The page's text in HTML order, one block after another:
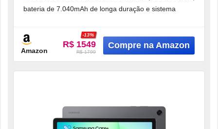
bateria de 7.040mAh de longa duração e sistema
Design
Amazon
R$ 1549
-13%
R$ 1799